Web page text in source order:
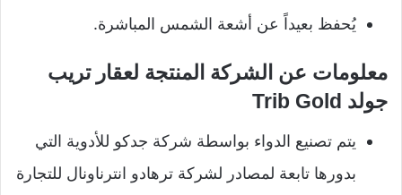
يُحفظ بعيداً عن أشعة الشمس المباشرة.
معلومات عن الشركة المنتجة لعقار تريب
جولد Trib Gold
يتم تصنيع الدواء بواسطة شركة جدكو للأدوية التي
بدورها تابعة لمصادر لشركة ترهادو انترناونال للتجارة